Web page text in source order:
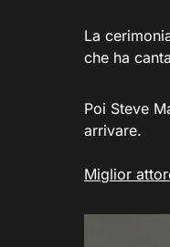
La
che ha
Poi Steve
arrivare.
Miglior